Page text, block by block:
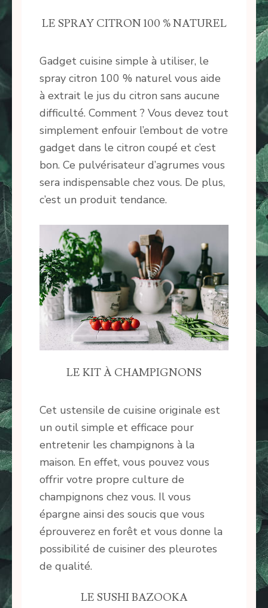
LE SPRAY CITRON 100 % NATUREL
Gadget cuisine simple à utiliser, le
spray citron 100 % naturel vous aide
à extrait le jus du citron sans aucune
difficulté. Comment ? Vous devez tout
simplement enfouir l’embout de votre
gadget dans le citron coupé et c’est
bon. Ce pulvérisateur d’agrumes vous
sera indispensable chez vous. De plus,
c’est un produit tendance.
LE KIT À CHAMPIGNONS
Cet ustensile de cuisine originale est
un outil simple et efficace pour
entretenir les champignons à la
maison. En effet, vous pouvez vous
offrir votre propre culture de
champignons chez vous. Il vous
épargne ainsi des soucis que vous
éprouverez en forêt et vous donne la
possibilité de cuisiner des pleurotes
de qualité.
LE SUSHI BAZOOKA